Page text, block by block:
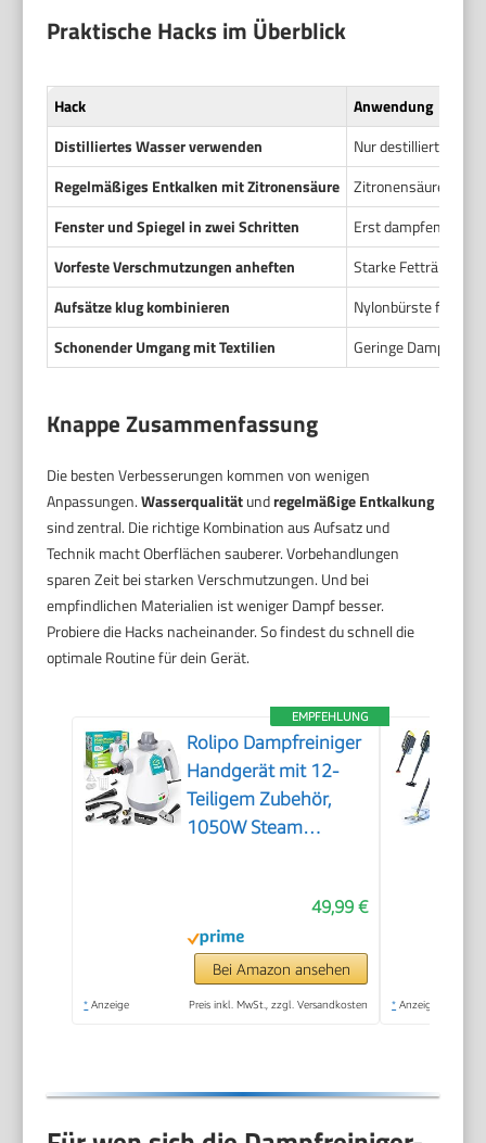
Praktische Hacks im Überblick
Hack
Anwendung
Distilliertes Wasser verwenden
Nur destilliertes
Regelmäßiges Entkalken mit Zitronensäure
Fenster und Spiegel in zwei Schritten
Erst dampfen,
Vorfeste Verschmutzungen anheften
Starke Fettränder
Aufsätze klug kombinieren
Nylonbürste für
Schonender Umgang mit Textilien
Geringe
Knappe Zusammenfassung
Die besten Verbesserungen kommen von wenigen
Anpassungen.Wasserqualitätundregelmäßige Entkalkung
sind zentral. Die richtige Kombination aus Aufsatz und
Technik macht Oberflächen sauberer. Vorbehandlungen
sparen Zeit bei starken Verschmutzungen. Und bei
empfindlichen Materialien ist weniger Dampf besser.
Probiere die Hacks nacheinander. So findest du schnell die
optimale Routine für dein Gerät.
EMPFEHLUNG
Rolipo Dampfreiniger
Handgerät mit 12-
Teiligem Zubehör,
1050W Steam
Polster & Auto–100%
Chemiefrei,
Hochdruck-Dampf
gegen Schmutz Fett
49,99 €
Bei Amazon ansehen
* Anzeige Preis inkl. MwSt., zzgl. Versandkosten * Anzeige